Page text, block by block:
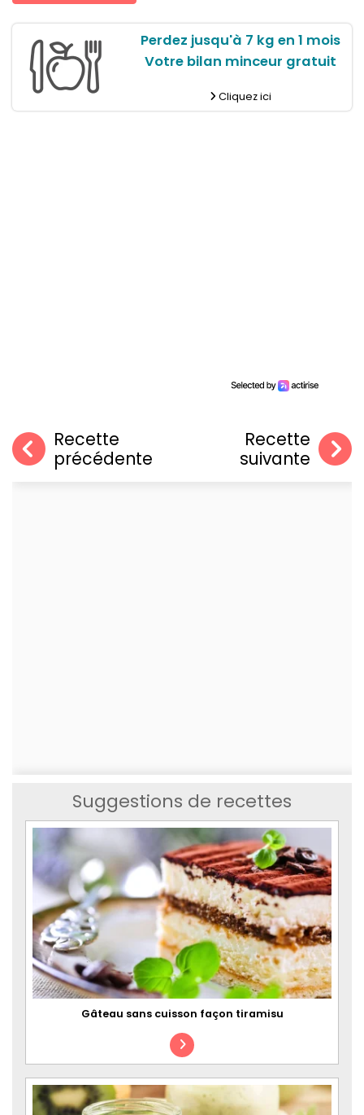
Perdez jusqu'à 7 kg en 1 mois
Votre bilan minceur gratuit
Cliquez ici
Recette
précédente
Recette
suivante
Suggestions de recettes
Gâteau sans cuisson façon tiramisu